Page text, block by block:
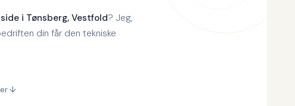
i Tønsberg, Vestfold? Jeg,
din får den tekniske
↓